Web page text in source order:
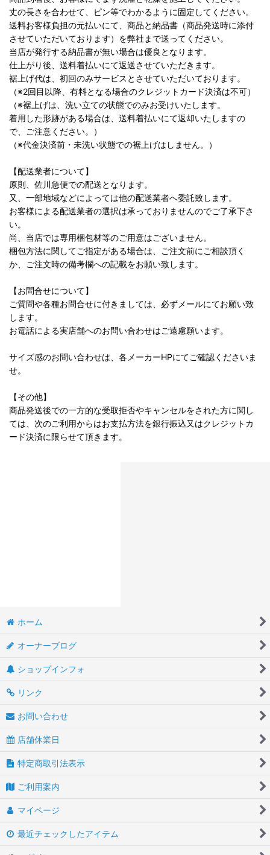
丈の長さを合わせて、ピン等でわかるように固定してください。
送料お客様負担の元払いにて、商品と納品書（商品発送時に添付
させていただいております）を弊社まで送ってください。
当店が発行する納品書が無い場合は優良となります。
仕上がり後、送料着払いにて返送させていただきます。
裾上げ代は、初回のみサービスとさせていただいております。
（※2回目以降、有料となる場合のクレジットカード決済は不可）
（※裾上げは、洗い立ての状態でのみお受けいたします。
着用した形跡がある場合は、送料着払いにて返却いたしますの
で、ご注意ください。）
（※代金決済前・未洗い状態での裾上げはしません。）
【配送業者について】
原則、佐川急便での配送となります。
又、一部地域などによっては他の配送業者へ委託致します。
お客様による配送業者の選択は承っておりませんのでご了承下さ
い。
尚、当店では専用梱包材等のご用意はございません。
梱包方法に関してご指定がある場合は、ご注文前にご相談頂く
か、ご注文時の備考欄への記載をお願い致します。
【お問合せについて】
ご質問や各種お問合せに付きましては、必ずメールにてお願い致
します。
お電話による実店舗へのお問い合わせはご遠慮願います。
サイズ感のお問い合わせは、各メーカーHPにてご確認くださいま
せ。
【その他】
商品発送後での一方的な受取拒否やキャンセルをされた方に関し
ては、次のご利用からはお支払方法を銀行振込又はクレジットカ
ード決済に限らせて頂きます。
ホーム
オーナーブログ
ショップインフォ
リンク
お問い合わせ
店舗休業日
特定商取引法表示
ご利用案内
マイページ
最近チェックしたアイテム